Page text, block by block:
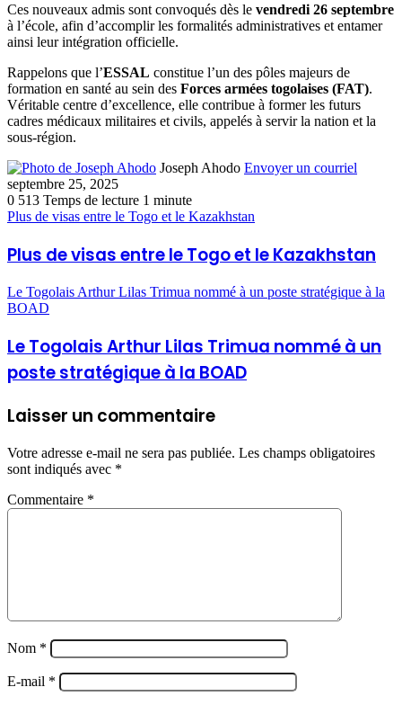
Ces nouveaux admis sont convoqués dès le vendredi 26 septembre
à l’école, afin d’accomplir les formalités administratives et entamer
ainsi leur intégration officielle.
Rappelons que l’ESSAL constitue l’un des pôles majeurs de
formation en santé au sein des Forces armées togolaises (FAT).
Véritable centre d’excellence, elle contribue à former les futurs
cadres médicaux militaires et civils, appelés à servir la nation et la
sous-région.
Joseph Ahodo Envoyer un courriel
septembre 25, 2025
0 513 Temps de lecture 1 minute
Plus de visas entre le Togo et le Kazakhstan
Plus de visas entre le Togo et le Kazakhstan
Le Togolais Arthur Lilas Trimua nommé à un poste stratégique à la
BOAD
Le Togolais Arthur Lilas Trimua nommé à un
poste stratégique à la BOAD
Laisser un commentaire
Votre adresse e-mail ne sera pas publiée. Les champs obligatoires
sont indiqués avec *
Commentaire *
Nom *
E-mail *